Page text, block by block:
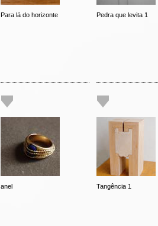
Para lá do horizonte Pedra que levita 1
anel Tangência 1